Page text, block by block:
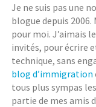
Je ne suis pas une
blogue depuis 2006.
pour moi. J’aimais
invités, pour écrire
technique, sans
blog d’immigration
tous plus sympas
partie de mes amis